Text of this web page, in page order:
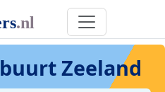
buurt Zeeland